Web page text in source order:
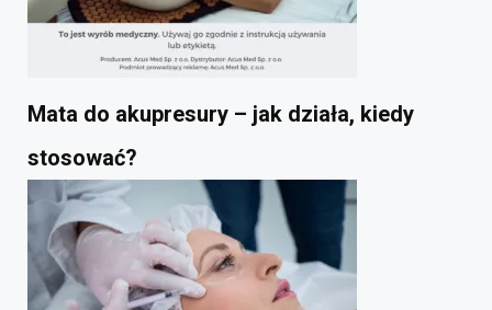
Mata do akupresury – jak działa, kiedy
stosować?